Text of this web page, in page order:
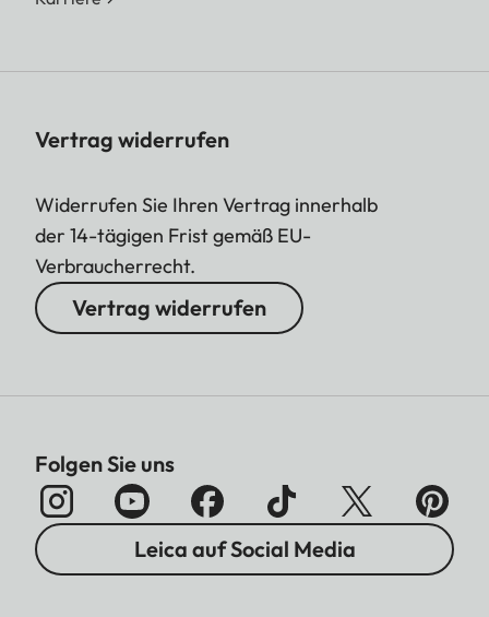
Vertrag widerrufen
Widerrufen Sie Ihren Vertrag innerhalb
der 14-tägigen Frist gemäß EU-
Verbraucherrecht.
Vertrag widerrufen
Folgen Sie uns
Leica auf Social Media